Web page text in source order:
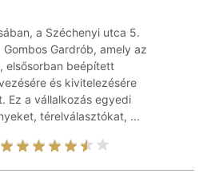
a Széchenyi utca 5.
Gardrób, amely az
elsősorban beépített
és kivitelezésére
Ez a vállalkozás egyedi
térelválasztókat, ...